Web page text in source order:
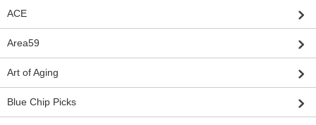
ACE
Area59
Art of Aging
Blue Chip Picks